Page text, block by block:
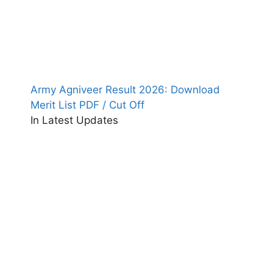
Army Agniveer Result 2026: Download
Merit List PDF / Cut Off
In Latest Updates